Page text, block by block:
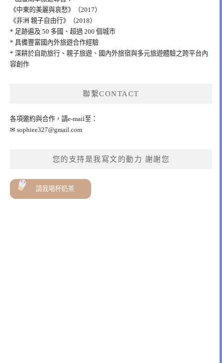
《中東的美麗與哀愁》（2017）
《非洲 親子自由行》（2018）
* 足跡遍及 50 多國、超過 200 個城市
* 具備豐富國內外旅遊合作經驗
* 深耕於自助旅行、親子旅遊、國內外旅宿與多元旅遊體驗之跨平台內
容創作
聯繫CONTACT
各項邀約與合作，請e-mail至：
✉ sophiee327@gmail.com
您的支持是我寫文的動力 謝謝您
請我喝杯奶茶